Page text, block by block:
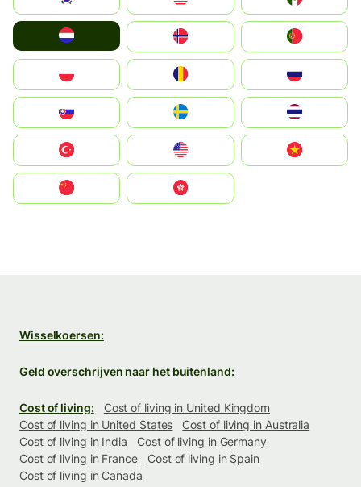
United States
中國香港特別行政區
Wisselkoersen:
Geld overschrijven naar het buitenland:
Cost of living:
Cost of living in United Kingdom
Cost of living in United States
Cost of living in Australia
Cost of living in India
Cost of living in Germany
Cost of living in France
Cost of living in Spain
Cost of living in Canada